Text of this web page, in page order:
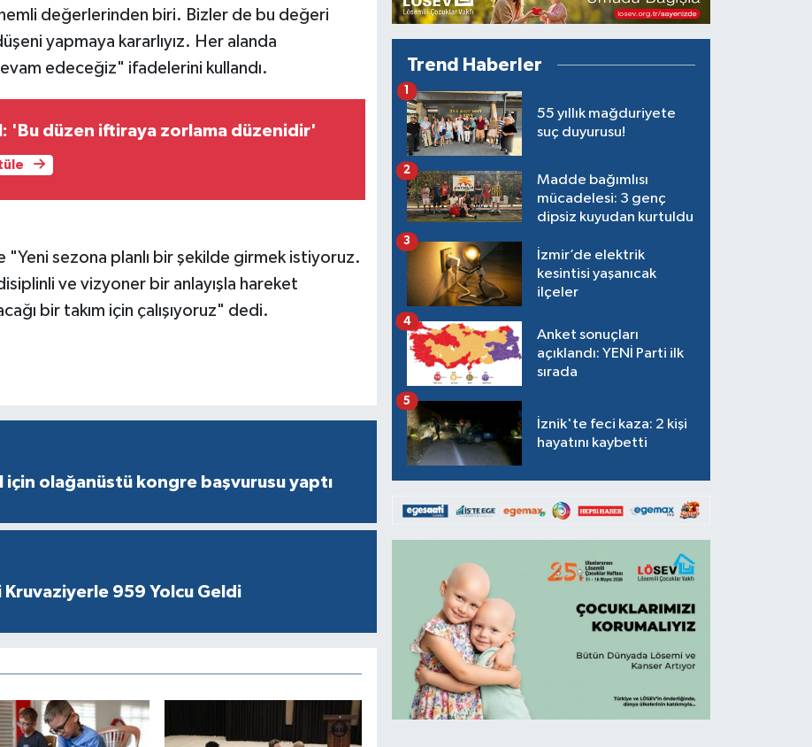
değerlerinden biri. Bizler de bu değeri
yapmaya kararlıyız. Her alanda
edeceğiz" ifadelerini kullandı.
'Bu düzen iftiraya zorlama düzenidir'
"Yeni sezona planlı bir şekilde girmek istiyoruz.
ve vizyoner bir anlayışla hareket
bir takım için çalışıyoruz" dedi.
için olağanüstü kongre başvurusu yaptı
Kruvaziyerle 959 Yolcu Geldi
Trend Haberler
55 yıllık mağduriyete
suç duyurusu!
1
Madde bağımlısı
mücadelesi: 3 genç
dipsiz kuyudan kurtuldu
2
İzmir’de elektrik
kesintisi yaşanıcak
ilçeler
3
Anket sonuçları
açıklandı: YENİ Parti ilk
sırada
4
İznik'te feci kaza: 2 kişi
hayatını kaybetti
5